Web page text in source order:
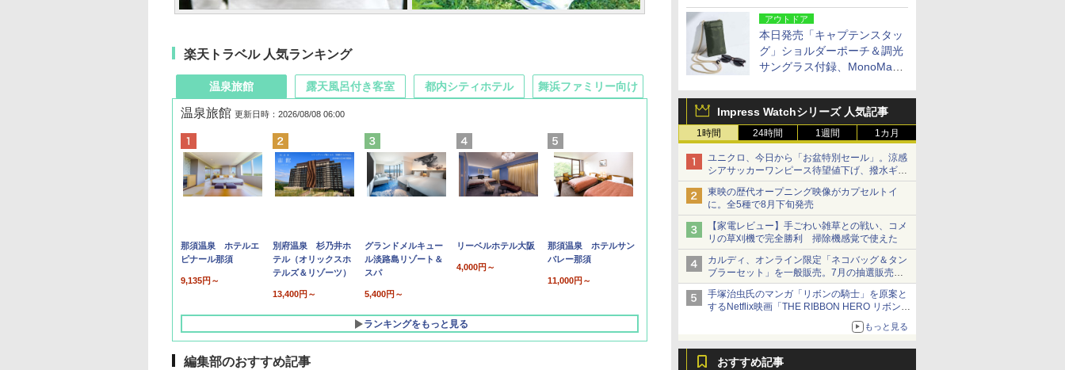
～中野坂上を4分間隔に
アウトドア
本日発売「キャプテンスタッ
グ」ショルダーポーチ＆調光
サングラス付録、MonoMax
Impress Watchシリーズ 人気記事
1時間 24時間 1週間 1カ月
ユニクロ、今日から「お盆特別セール」。涼感
シアサッカーワンピース待望値下げ、撥水ギア
ショーツは1990円に
東映の歴代オープニング映像がカプセルトイ
に。全5種で8月下旬発売
【家電レビュー】手ごわい雑草との戦い、コメ
リの草刈機で完全勝利 掃除機感覚で使えた
カルディ、オンライン限定「ネコバッグ＆タン
ブラーセット」を一般販売。7月の抽選販売の
当選無効分
手塚治虫氏のマンガ「リボンの騎士」を原案と
するNetflix映画「THE RIBBON HERO リボンヒ
もっと見る
おすすめ記事
楽天トラベル 人気ランキング
温泉旅館
温泉旅館 更新日時：2026/08/08 06:00
那須温泉 ホテルエ
ピナール那須
9,135円～
別府温泉 杉乃井ホ
テル（オリックスホ
テルズ＆リゾーツ）
13,400円～
グランドメルキュー
ル淡路島リゾート＆
スパ
5,400円～
リーベルホテル大阪
4,000円～
那須温泉 ホテルサン
バレー那須
11,000円～
ランキングをもっと見る
露天風呂付き客室 都内シティホテル 舞浜ファミリー向け
編集部のおすすめ記事